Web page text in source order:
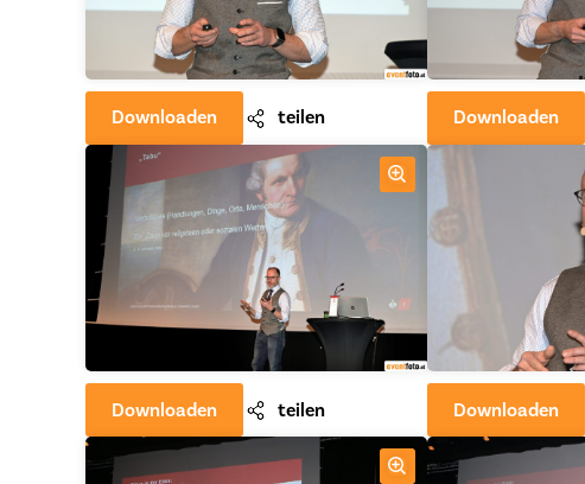
Downloaden teilen Downloaden
Downloaden teilen Downloaden